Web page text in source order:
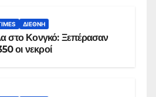
ΔΙΕΘΝΉ
στο Κονγκό: Ξεπέρασαν
οι νεκροί